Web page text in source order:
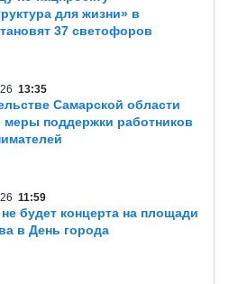
для жизни» в
37 светофоров
13:35
Самарской области
меры поддержки работников
11:59
будет концерта на площади
в День города